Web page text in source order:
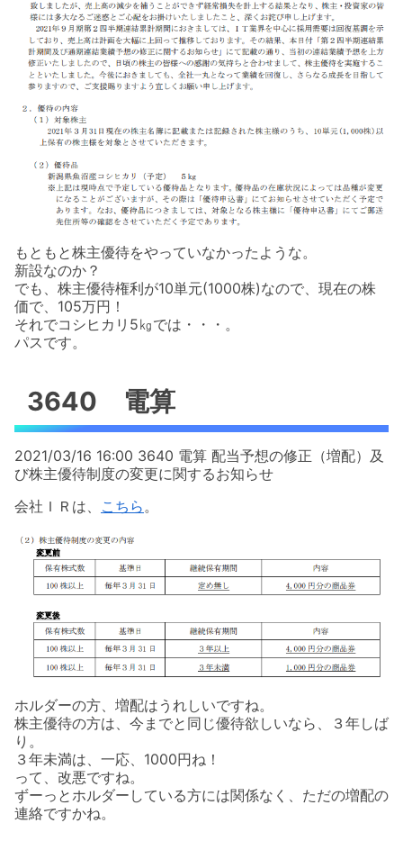
もともと株主優待をやっていなかったような。
新設なのか？
でも、株主優待権利が10単元(1000株)なので、現在の株
価で、105万円！
それでコシヒカリ5㎏では・・・。
パスです。
3640 電算
2021/03/16 16:00 3640 電算 配当予想の修正（増配）及
び株主優待制度の変更に関するお知らせ
会社ＩＲは、 こちら 。
ホルダーの方、増配はうれしいですね。
株主優待の方は、今までと同じ優待欲しいなら、３年しば
り。
３年未満は、一応、1000円ね！
って、改悪ですね。
ずーっとホルダーしている方には関係なく、ただの増配の
連絡ですかね。